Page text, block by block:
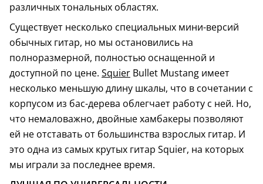
различных тональных областях.
Существует несколько специальных мини-версий
обычных гитар, но мы остановились на
полноразмерной, полностью оснащенной и
доступной по цене. Squier Bullet Mustang имеет
несколько меньшую длину шкалы, что в сочетании с
корпусом из бас-дерева облегчает работу с ней. Но,
что немаловажно, двойные хамбакеры позволяют
ей не отставать от большинства взрослых гитар. И
это одна из самых крутых гитар Squier, на которых
мы играли за последнее время.